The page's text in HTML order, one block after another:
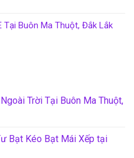
Tại Buôn Ma Thuột, Đắk Lắk
Trời Tại Buôn Ma Thuột,
Bạt Kéo Bạt Mái Xếp tại